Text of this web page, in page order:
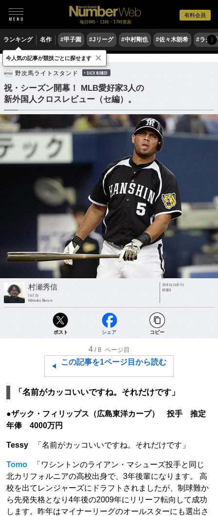
有料会員
毎日6時・11時・17時更新
ランキング 名作 #甲子園 #Jリーグ #中村剛也 #佐々木朗希 #ラグ〉
野球 プロ野球
野次馬ライトスタンド BACK NUMBER
祝・シーズン開幕！ MLB愛好家3人の
新外国人クロスレビュー（セ編）。
村瀬秀信
text by
Hidenobu Murase
photograph by
KYODO
ポスト シェア コピー
4 /8 ページ目
この記事を1ページ目から読む
「名前がカッコいいですね。それだけです」
●ザック・フィリップス（広島東洋カープ） 投手 推定
年俸 4000万円
Tessy 「名前がカッコいいですね。それだけです」
Tomo 「ワシントンのライアン・マシューズ投手と同じ
北カリフォルニアの高校出身で、3年後輩になります。 高
校を出てレンジャーズにドラフトされましたが、制球難か
ら先発失格となり4年後の2009年にリリーフ転向して成功
します。昨年はマイナーリーグのオールスターにも選出さ
今人気の記事が競技ごとに探せます ×